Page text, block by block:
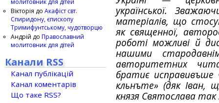
української.
матеріалів, що
як священної,
роботі можливі й
нашими
авторитетних
братиє
кльнъте» (дяк Іван,
князя Святослава так
Вікторія до Акафіст свт.
Спиридону, єпископу
Тримифунтському, чудотворцю
Андрій до Православний
молитовник для дітей
Канали RSS
Канал публікацій
Канал коментарів
Що таке RSS?